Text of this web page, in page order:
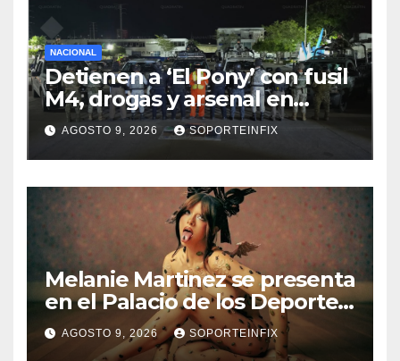
NACIONAL
Detienen a ‘El Pony’ con fusil
M4, drogas y arsenal en
carretera de Tabasco
AGOSTO 9, 2026 SOPORTEINFIX
Melanie Martinez se presenta
en el Palacio de los Deportes
con ‘Hades: The Sacrifice
Tour’
AGOSTO 9, 2026 SOPORTEINFIX